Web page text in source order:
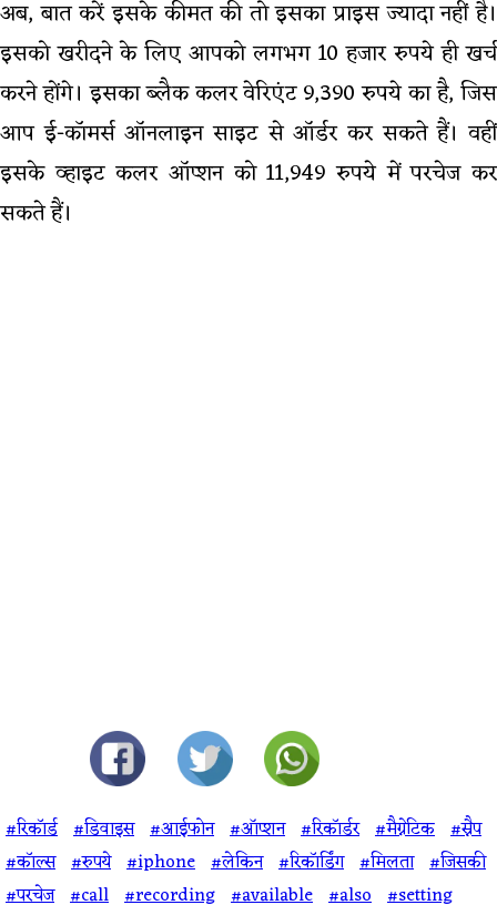
अब, बात करें इसके कीमत की तो इसका प्राइस ज्यादा नहीं है।
इसको खरीदने के लिए आपको लगभग 10 हजार रुपये ही खर्च
करने होंगे। इसका ब्लैक कलर वेरिएंट 9,390 रुपये का है, जिस
आप ई-कॉमर्स ऑनलाइन साइट से ऑर्डर कर सकते हैं। वहीं
इसके व्हाइट कलर ऑप्शन को 11,949 रुपये में परचेज कर
सकते हैं।
#रिकॉर्ड #डिवाइस #आईफोन #ऑप्शन #रिकॉर्डर #मैग्नेटिक #स्नैप
#कॉल्स #रुपये #iphone #लेकिन #रिकॉर्डिंग #मिलता #जिसकी
#परचेज #call #recording #available #also #setting